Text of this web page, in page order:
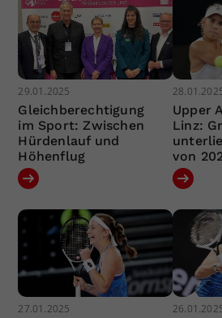
29.01.2025
Gleichberechtigung
im Sport: Zwischen
Hürdenlauf und
Höhenflug
Upper
Linz:
von
27.01.2025